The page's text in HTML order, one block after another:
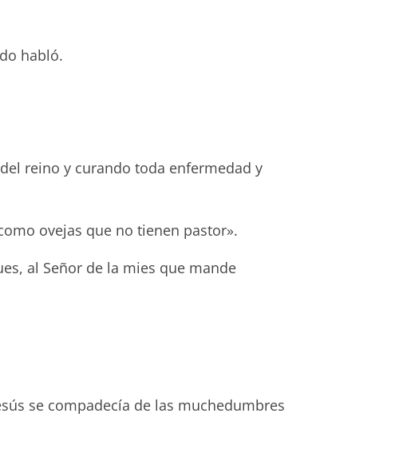
habló.
reino y curando toda enfermedad y
ovejas que no tienen pastor».
al Señor de la mies que mande
se compadecía de las muchedumbres